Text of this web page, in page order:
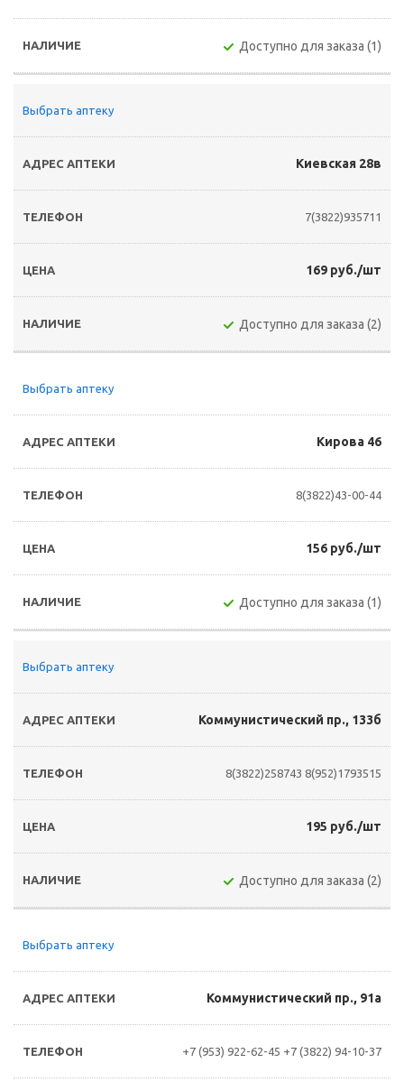
Доступно для заказа (1)
Выбрать аптеку
Киевская 28в
7(3822)935711
169 руб./шт
Доступно для заказа (2)
Выбрать аптеку
Кирова 46
8(3822)43-00-44
156 руб./шт
Доступно для заказа (1)
Выбрать аптеку
Коммунистический пр., 133б
8(3822)258743 8(952)1793515
195 руб./шт
Доступно для заказа (2)
Выбрать аптеку
Коммунистический пр., 91а
+7 (953) 922-62-45 +7 (3822) 94-10-37